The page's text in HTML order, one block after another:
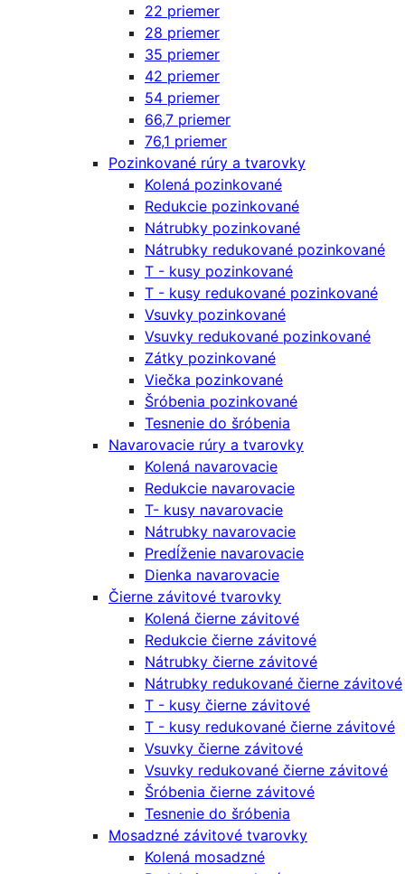
22 priemer
28 priemer
35 priemer
42 priemer
54 priemer
66,7 priemer
76,1 priemer
Pozinkované rúry a tvarovky
Kolená pozinkované
Redukcie pozinkované
Nátrubky pozinkované
Nátrubky redukované pozinkované
T - kusy pozinkované
T - kusy redukované pozinkované
Vsuvky pozinkované
Vsuvky redukované pozinkované
Zátky pozinkované
Viečka pozinkované
Šróbenia pozinkované
Tesnenie do šróbenia
Navarovacie rúry a tvarovky
Kolená navarovacie
Redukcie navarovacie
T- kusy navarovacie
Nátrubky navarovacie
Predĺženie navarovacie
Dienka navarovacie
Čierne závitové tvarovky
Kolená čierne závitové
Redukcie čierne závitové
Nátrubky čierne závitové
Nátrubky redukované čierne závitové
T - kusy čierne závitové
T - kusy redukované čierne závitové
Vsuvky čierne závitové
Vsuvky redukované čierne závitové
Šróbenia čierne závitové
Tesnenie do šróbenia
Mosadzné závitové tvarovky
Kolená mosadzné